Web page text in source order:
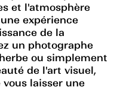
et l'atmosphère
expérience
de la
un photographe
ou simplement
de l'art visuel,
laisser une